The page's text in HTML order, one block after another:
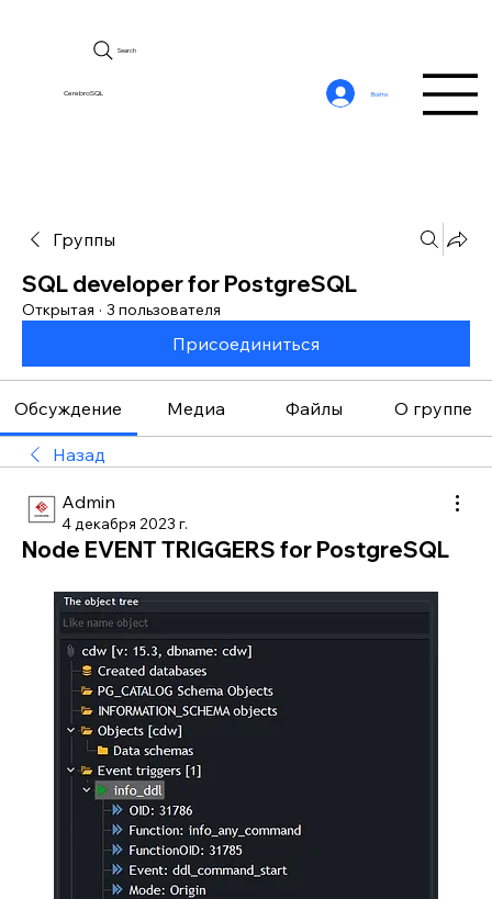
CerebroSQL
Search
Войти
Группы
SQL developer for PostgreSQL
Открытая · 3 пользователя
Присоединиться
Обсуждение Медиа Файлы О группе
Назад
Admin
4 декабря 2023 г.
Node EVENT TRIGGERS for PostgreSQL